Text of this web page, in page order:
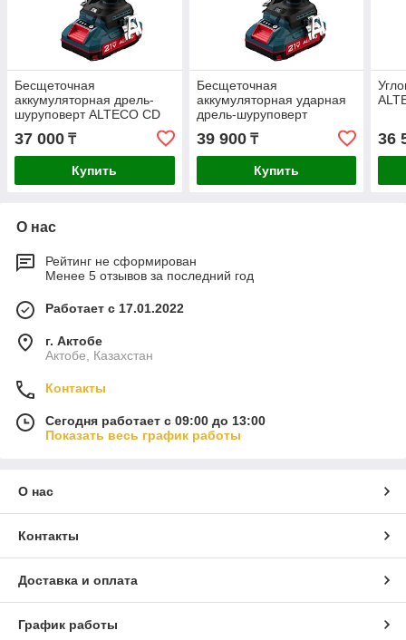
Бесщеточная
аккумуляторная дрель-
шуруповерт ALTECO CD
37 000 ₸
Купить
Бесщеточная
аккумуляторная ударная
дрель-шуруповерт
ALTECO CID 21-45 BL
39 900₸
Купить
36
О нас
Рейтинг не сформирован
Менее 5 отзывов за последний год
Работает с 17.01.2022
г. Актобе
Актобе, Казахстан
Контакты
Сегодня работает с 09:00 до 13:00
Показать весь график работы
О нас
Контакты
Доставка и оплата
График работы